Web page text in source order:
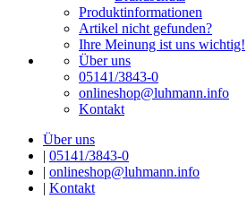
Produktinformationen
Artikel nicht gefunden?
Ihre Meinung ist uns wichtig!
Über uns
05141/3843-0
onlineshop@luhmann.info
Kontakt
Über uns
| 05141/3843-0
| onlineshop@luhmann.info
| Kontakt